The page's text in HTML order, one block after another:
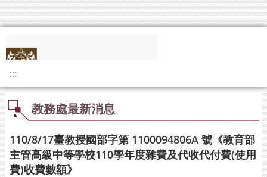
:::
教務處最新消息
110/8/17臺教授國部字第 1100094806A 號《教育部
主管高級中等學校110學年度雜費及代收代付費(使用
費)收費數額》